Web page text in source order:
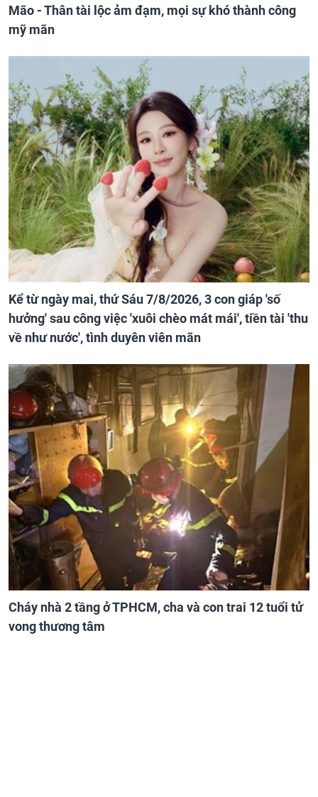
Mão - Thân tài lộc ảm đạm, mọi sự khó thành công
mỹ mãn
Kể từ ngày mai, thứ Sáu 7/8/2026, 3 con giáp 'số
hưởng' sau công việc 'xuôi chèo mát mái', tiền tài 'thu
về như nước', tình duyên viên mãn
Cháy nhà 2 tầng ở TPHCM, cha và con trai 12 tuổi tử
vong thương tâm